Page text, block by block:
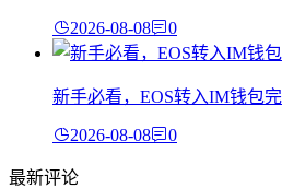
2026-08-08 0
新手必看，EOS转入IM钱包
2026-08-08 0
最新评论